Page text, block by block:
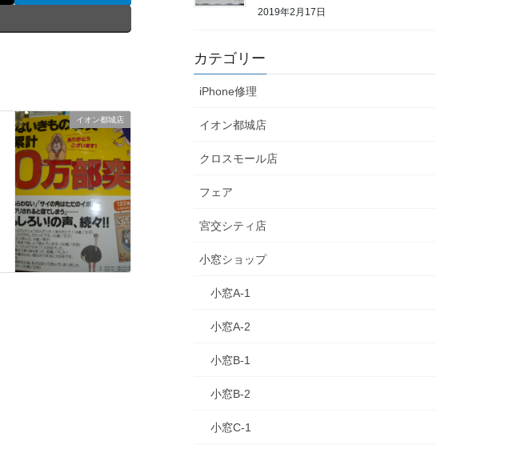
イオン都城店
2019年2月17日
カテゴリー
iPhone修理
イオン都城店
クロスモール店
フェア
宮交シティ店
小窓ショップ
小窓A-1
小窓A-2
小窓B-1
小窓B-2
小窓C-1